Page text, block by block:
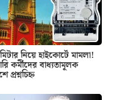
মিটার নিয়ে হাইকোর্টে মামলা!
কর্মীদের বাধ্যতামূলক
প্রশ্নচিহ্ন